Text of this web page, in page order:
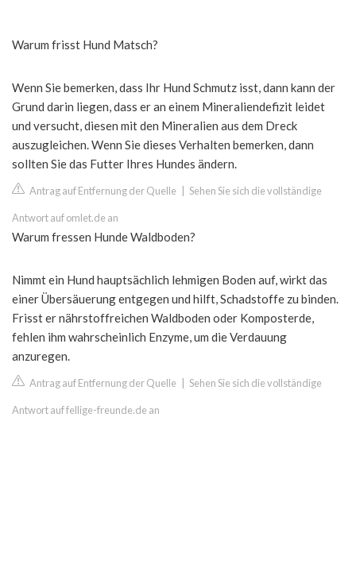
Warum frisst Hund Matsch?
Wenn Sie bemerken, dass Ihr Hund Schmutz isst, dann kann der
Grund darin liegen, dass er an einem Mineraliendefizit leidet
und versucht, diesen mit den Mineralien aus dem Dreck
auszugleichen. Wenn Sie dieses Verhalten bemerken, dann
sollten Sie das Futter Ihres Hundes ändern.
Antrag auf Entfernung der Quelle Sehen Sie sich die vollständige
Antwort auf omlet.de an
Warum fressen Hunde Waldboden?
Nimmt ein Hund hauptsächlich lehmigen Boden auf, wirkt das
einer Übersäuerung entgegen und hilft, Schadstoffe zu binden.
Frisst er nährstoffreichen Waldboden oder Komposterde,
fehlen ihm wahrscheinlich Enzyme, um die Verdauung
anzuregen.
Antrag auf Entfernung der Quelle Sehen Sie sich die vollständige
Antwort auf fellige-freunde.de an